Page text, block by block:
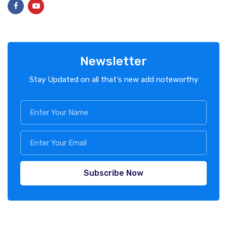
Newsletter
Stay Updated on all that's new add noteworthy
Subscribe Now